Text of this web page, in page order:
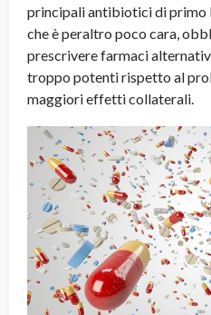
principali antibiotici di primo
che è peraltro poco cara,
prescrivere farmaci
troppo potenti rispetto al
maggiori effetti collaterali.